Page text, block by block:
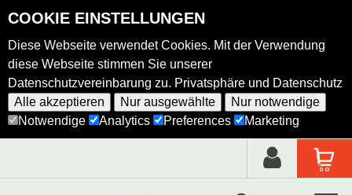
COOKIE EINSTELLUNGEN
Diese Webseite verwendet Cookies. Mit der Verwendung
diese Webseite stimmen Sie unserer
Datenschutzvereinbarung zu. Privatsphäre und Datenschutz
Alle akzeptieren
Nur ausgewählte
Nur notwendige
Notwendige
Analytics Preferences Marketing